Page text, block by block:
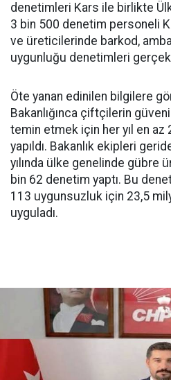
denetimleri Kars ile birlikte
3 bin 500 denetim personeli
ve üreticilerinde barkod,
uygunluğu denetimleri
Öte yanan edinilen bilgilere
Bakanlığınca çiftçilerin
temin etmek için her yıl en az
yapıldı. Bakanlık ekipleri
yılında ülke genelinde gübre
bin 62 denetim yaptı. Bu
113 uygunsuzluk için 23,5
uyguladı.